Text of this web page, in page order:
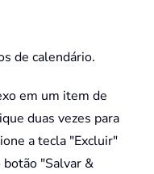
de calendário.
em um item de
duas vezes para
a tecla "Excluir"
"Salvar &